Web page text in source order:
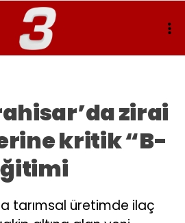
zirai
kritik “B-
tarımsal üretimde ilaç